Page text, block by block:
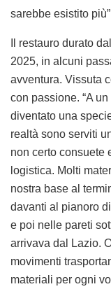
sarebbe esistito
Il restauro durato
2025, in alcuni
avventura. Vissuta
con passione. “A
diventato una
realtà sono serviti
non certo consuete
logistica. Molti
nostra base al
davanti al pianoro
e poi nelle pareti
arrivava dal Lazio.
movimenti
materiali per ogni